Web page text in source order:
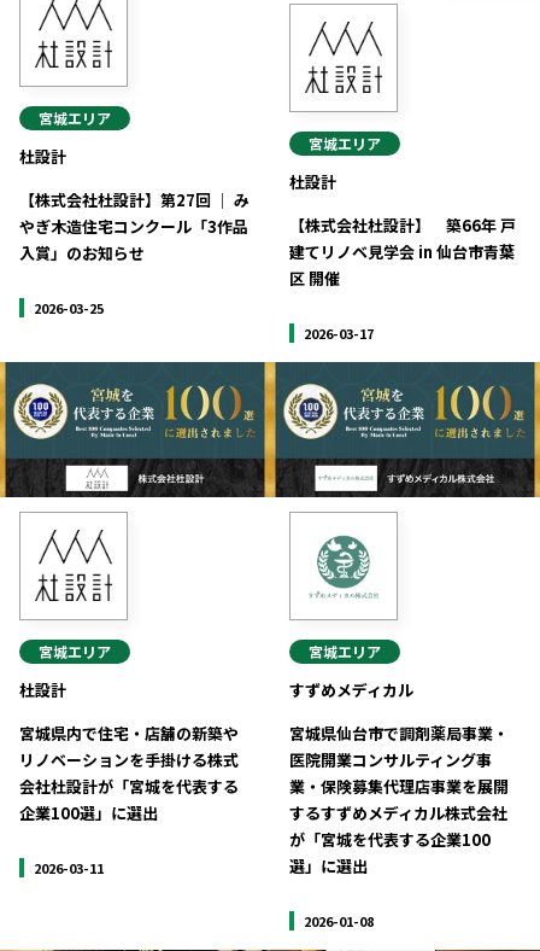
宮城エリア
杜設計
【株式会社杜設計】第27回 │ み
やぎ木造住宅コンクール「3作品
入賞」のお知らせ
2026-03-25
宮城エリア
杜設計
【株式会社杜設計】 築66年 戸
建てリノベ見学会 in 仙台市青葉
区 開催
2026-03-17
宮城エリア
杜設計
宮城県内で住宅・店舗の新築や
リノベーションを手掛ける株式
会社杜設計が「宮城を代表する
企業100選」に選出
2026-03-11
宮城エリア
すずめメディカル
宮城県仙台市で調剤薬局事業・
医院開業コンサルティング事
業・保険募集代理店事業を展開
するすずめメディカル株式会社
が「宮城を代表する企業100
選」に選出
2026-01-08